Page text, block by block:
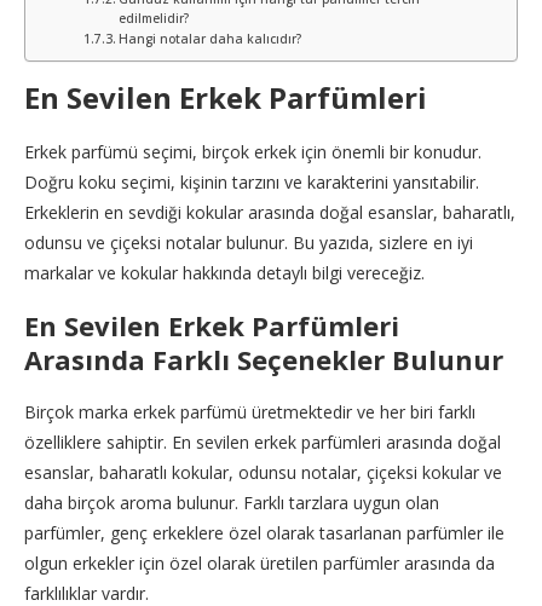
edilmelidir?
Hangi notalar daha kalıcıdır?
En Sevilen Erkek Parfümleri
Erkek parfümü seçimi, birçok erkek için önemli bir konudur.
Doğru koku seçimi, kişinin tarzını ve karakterini yansıtabilir.
Erkeklerin en sevdiği kokular arasında doğal esanslar, baharatlı,
odunsu ve çiçeksi notalar bulunur. Bu yazıda, sizlere en iyi
markalar ve kokular hakkında detaylı bilgi vereceğiz.
En Sevilen Erkek Parfümleri
Arasında Farklı Seçenekler Bulunur
Birçok marka erkek parfümü üretmektedir ve her biri farklı
özelliklere sahiptir. En sevilen erkek parfümleri arasında doğal
esanslar, baharatlı kokular, odunsu notalar, çiçeksi kokular ve
daha birçok aroma bulunur. Farklı tarzlara uygun olan
parfümler, genç erkeklere özel olarak tasarlanan parfümler ile
olgun erkekler için özel olarak üretilen parfümler arasında da
farklılıklar vardır.